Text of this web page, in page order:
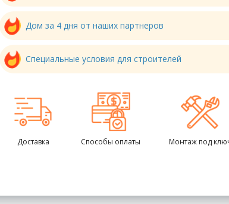
Дом за 4 дня от наших партнеров
Специальные условия для строителей
Доставка Способы оплаты Монтаж под